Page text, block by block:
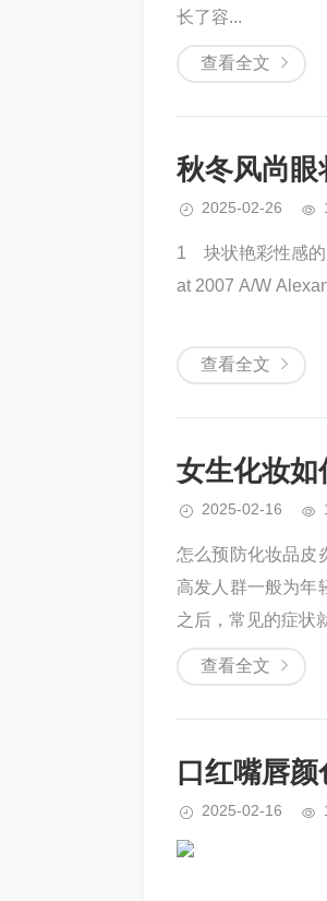
长了容...
查看全文
秋冬风尚眼
2025-02-26
1 块状艳彩性感
at 2007 A/W
查看全文
女生化妆如
2025-02-16
怎么预防化妆品皮
高发人群一般为年
之后，常见的症状
查看全文
口红嘴唇颜
2025-02-16